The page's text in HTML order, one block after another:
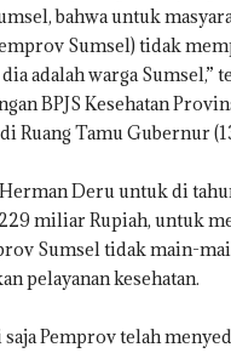
bahwa untuk
Sumsel) tidak
adalah warga Sumsel,”
BPJS Kesehatan
Ruang Tamu Gubernur
Deru untuk di
miliar Rupiah, untuk
Sumsel tidak main-
pelayanan kesehatan.
saja Pemprov telah